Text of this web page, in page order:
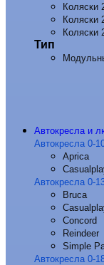
Коляски
Коляски
Коляски
Тип
Автокресла и
Автокресла 0-
Aprica
Автокресла 0-
Bruca
Concord
Reindeer
Simple
Автокресла 0-